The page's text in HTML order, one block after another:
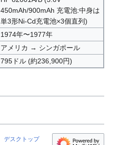
450mAh/900mAh 充電池:中身は
単3形Ni-Cd充電池×3個直列)
1974年〜1977年
アメリカ → シンガポール
795ドル (約236,900円)
デスクトップ